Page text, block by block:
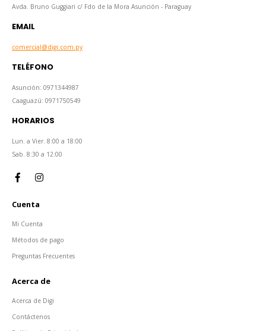
Avda. Bruno Guggiari c/ Fdo de la Mora Asunción - Paraguay
EMAIL
comercial@digi.com.py
TELÉFONO
Asunción: 0971344987
Caaguazú: 0971750549
HORARIOS
Lun. a Vier. 8:00 a 18:00
Sab. 8:30 a 12:00
Cuenta
Mi Cuenta
Métodos de pago
Preguntas Frecuentes
Acerca de
Acerca de Digi
Contáctenos